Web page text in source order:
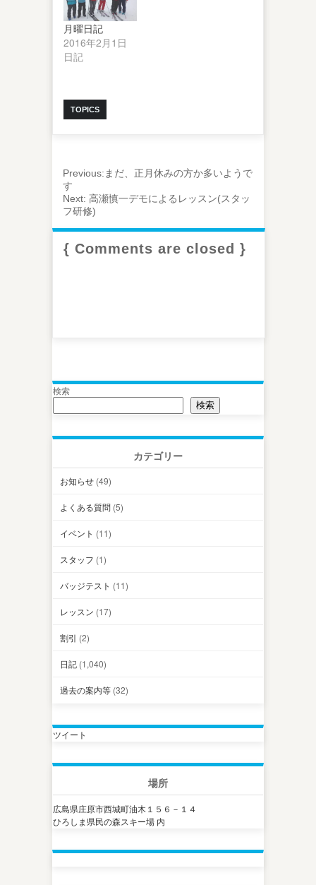
月曜日記
2016年2月1日
日記
TOPICS
Previous: まだ、正月休みの方か多いようで
す
Next: 高瀬慎一デモによるレッスン(スタッ
フ研修)
{ Comments are closed }
検索
検索
カテゴリー
お知らせ (49)
よくある質問 (5)
イベント (11)
スタッフ (1)
バッジテスト (11)
レッスン (17)
割引 (2)
日記 (1,040)
過去の案内等 (32)
ツイート
場所
広島県庄原市西城町油木１５６－１４
ひろしま県民の森スキー場 内